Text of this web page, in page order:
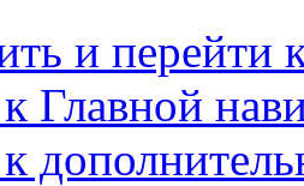
и перейти
Главной